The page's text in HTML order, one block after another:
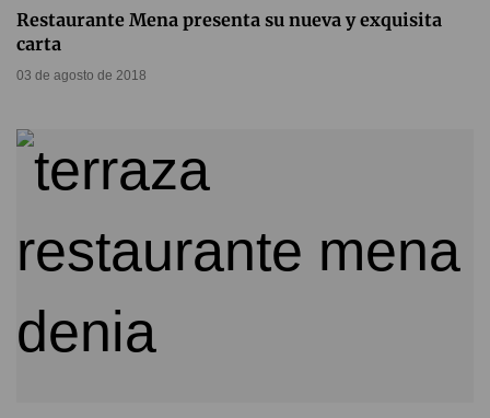
Restaurante Mena presenta su nueva y exquisita
carta
03 de agosto de 2018